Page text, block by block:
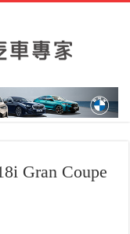
Gran Coupe